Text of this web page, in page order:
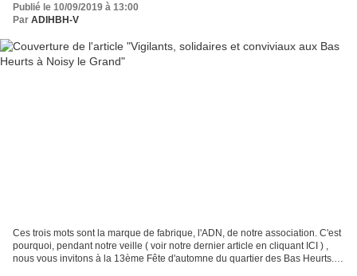
Publié le 10/09/2019 à 13:00
Par ADIHBH-V
Ces trois mots sont la marque de fabrique, l'ADN, de notre association. C'est
pourquoi, pendant notre veille ( voir notre dernier article en cliquant ICI ) ,
nous vous invitons à la 13ème Fête d'automne du quartier des Bas Heurts.